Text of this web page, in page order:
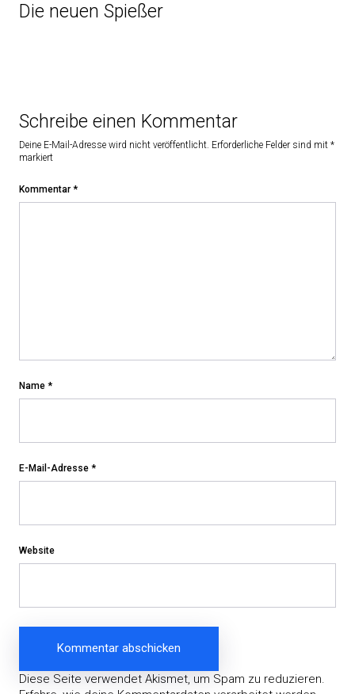
Die neuen Spießer
Schreibe einen Kommentar
Deine E-Mail-Adresse wird nicht veröffentlicht. Erforderliche Felder sind mit *
markiert
Kommentar *
Name *
E-Mail-Adresse *
Website
Diese Seite verwendet Akismet, um Spam zu reduzieren.